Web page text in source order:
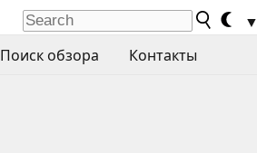
▼
Поиск обзора Контакты